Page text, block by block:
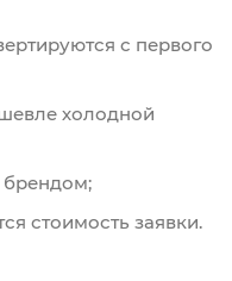
с первого
холодной
брендом;
стоимость заявки.